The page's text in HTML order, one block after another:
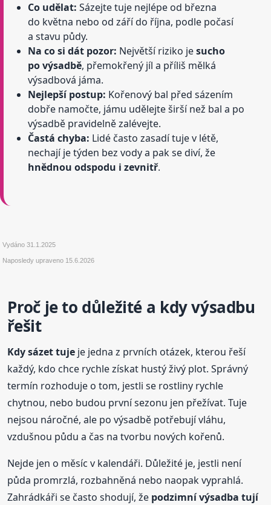
Co udělat: Sázejte tuje nejlépe od března
do května nebo od září do října, podle počasí
a stavu půdy.
Na co si dát pozor: Největší riziko jesucho
po výsadbě, přemokřený jíl a příliš mělká
výsadbová jáma.
Nejlepší postup: Kořenový bal před sázením
dobře namočte, jámu udělejte širší než bal a po
výsadbě pravidelně zalévejte.
Častá chyba: Lidé často zasadí tuje v létě,
nechají je týden bez vody a pak se diví, že
hnědnou odspodu i zevnitř.
Vydáno31.1.2025
Naposledy upraveno 15.6.2026
Proč je to důležité a kdy výsadbu
řešit
Kdy sázet tuje je jedna z prvních otázek, kterou řeší
každý, kdo chce rychle získat hustý živý plot. Správný
termín rozhoduje o tom, jestli se rostliny rychle
chytnou, nebo budou první sezonu jen přežívat. Tuje
nejsou náročné, ale po výsadbě potřebují vláhu,
vzdušnou půdu a čas na tvorbu nových kořenů.
Nejde jen o měsíc v kalendáři. Důležité je, jestli není
půda promrzlá, rozbahněná nebo naopak vyprahlá.
Zahrádkáři se často shodují, že podzimní výsadba tují